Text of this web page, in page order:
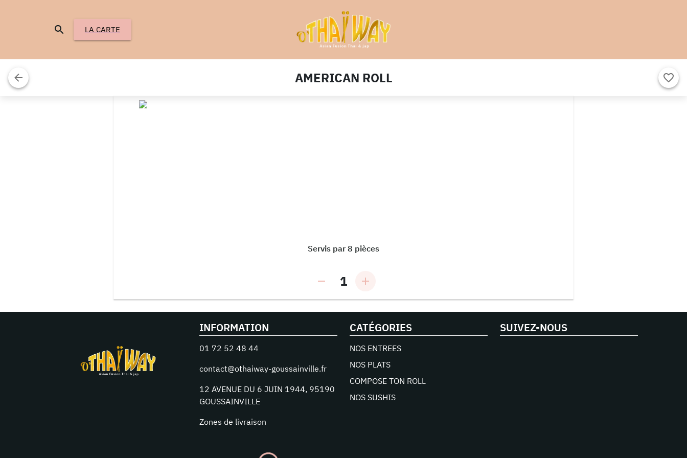
LA CARTE
AMERICAN ROLL
Servis par 8 pièces
1
INFORMATION
01 72 52 48 44
contact@othaiway-goussainville.fr
12 AVENUE DU 6 JUIN 1944, 95190
GOUSSAINVILLE
Zones de livraison
CATÉGORIES
NOS ENTREES
NOS PLATS
COMPOSE TON ROLL
NOS SUSHIS
SUIVEZ-NOUS